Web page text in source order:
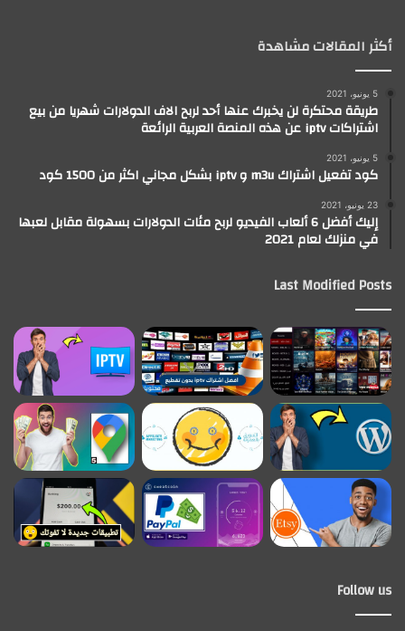
أكثر المقالات مشاهدة
5 يونيو، 2021
طريقة محتكرة لن يخبرك عنها أحد لربح الاف الدولارات شهريا من بيع
اشتراكات iptv عن هذه المنصة العربية الرائعة
5 يونيو، 2021
كود تفعيل اشتراك m3u و iptv بشكل مجاني اكثر من 1500 كود
23 يونيو، 2021
إليك أفضل 6 ألعاب الفيديو لربح مئات الدولارات بسهولة مقابل لعبها
في منزلك لعام 2021
Last Modified Posts
Follow us